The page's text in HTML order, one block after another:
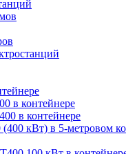
в контейнере
в контейнере
кВт) в 5-метровом